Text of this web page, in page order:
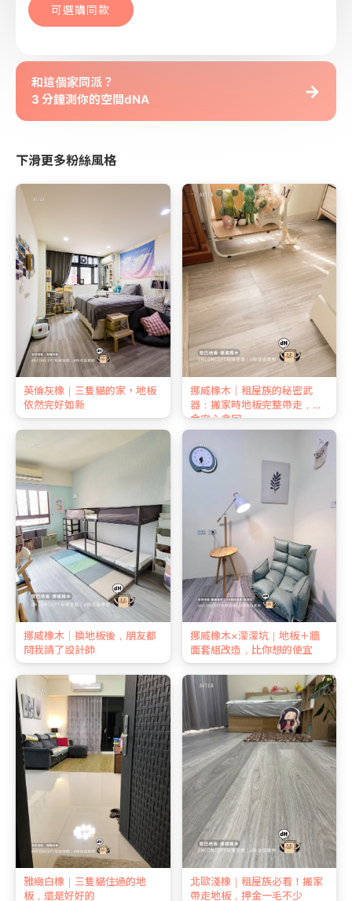
可選購同款
和這個家同派？
3 分鐘測你的空間dNA
→
下滑更多粉絲風格
英倫灰橡｜三隻貓的家，地板
依然完好如新
挪威橡木｜租屋族的秘密武
器：搬家時地板完整帶走，押
金安心拿回
挪威橡木｜換地板後，朋友都
問我請了設計師
挪威橡木×濛濛坑｜地板＋牆
面套組改造，比你想的便宜
雅緻白橡｜三隻貓住過的地
板，還是好好的
北歐淺橡｜租屋族必看！搬家
帶走地板，押金一毛不少